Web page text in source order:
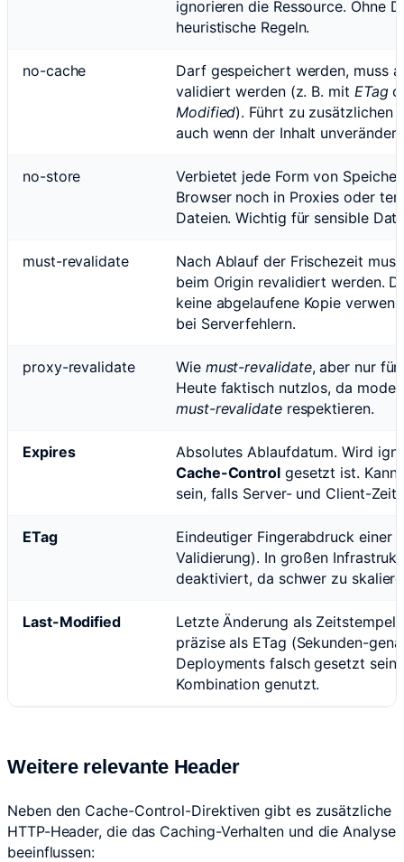
ignorieren die Ressource. Ohne
heuristische Regeln.
no-cache
Darf gespeichert werden, muss
validiert werden (z. B. mit ETag
Modified). Führt zu zusätzlichen
auch wenn der Inhalt
no-store
Verbietet jede Form von
Browser noch in Proxies oder
Dateien. Wichtig für sensible
must-revalidate
Nach Ablauf der Frischezeit
beim Origin revalidiert werden.
keine abgelaufene Kopie
bei Serverfehlern.
proxy-revalidate Wie must-revalidate, aber nur für
Heute faktisch nutzlos, da
must-revalidaterespektieren.
Expires
Absolutes Ablaufdatum. Wird
Cache-Controlgesetzt ist. Kann
sein, falls Server- und Client-Zeit
ETag
Eindeutiger Fingerabdruck einer
Validierung). In großen
deaktiviert, da schwer zu
Last-Modified
Letzte Änderung als Zeitstempel.
präzise als ETag (Sekunden-
Deployments falsch gesetzt
Kombination genutzt.
Weitere relevante Header
Neben den Cache-Control-Direktiven gibt es zusätzliche
HTTP-Header, die das Caching-Verhalten und die Analyse
beeinflussen: